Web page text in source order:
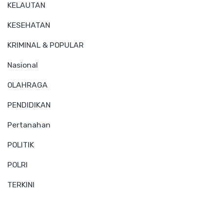
KELAUTAN
KESEHATAN
KRIMINAL & POPULAR
Nasional
OLAHRAGA
PENDIDIKAN
Pertanahan
POLITIK
POLRI
TERKINI